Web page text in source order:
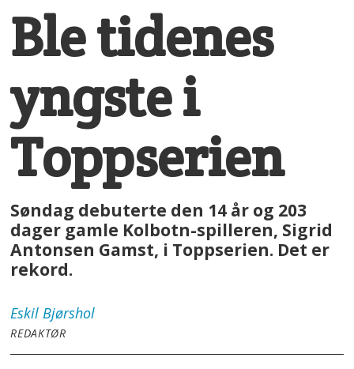
Ble tidenes
yngste i
Toppserien
Søndag debuterte den 14 år og 203
dager gamle Kolbotn-spilleren, Sigrid
Antonsen Gamst, i Toppserien. Det er
rekord.
Eskil Bjørshol
REDAKTØR